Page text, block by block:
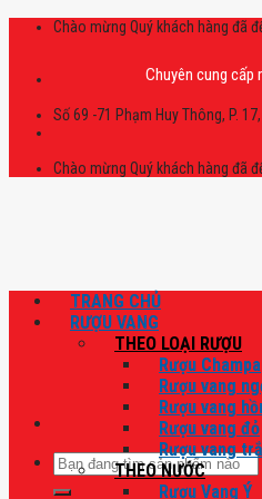
Skip
Chào mừng Quý khách hàng đã
Chuyên cung cấp rượu
Số 69 -71 Phạm Huy Thông, P. 17,
Chào mừng Quý khách hàng đã
Tìm
kiếm:
TRANG CHỦ
RƯỢU VANG
THEO LOẠI RƯỢU
Rượu
Rượu vang
Rượu vang
Rượu vang đỏ
Rượu vang
THEO NƯỚC
Rượu Vang Ý